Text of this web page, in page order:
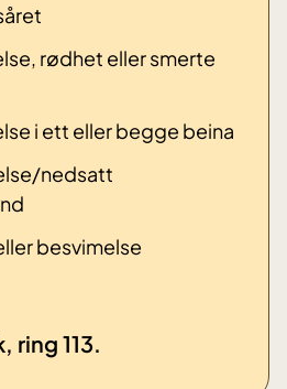
rødhet eller smerte
i ett eller begge beina
nedsatt
besvimelse
ring 113.